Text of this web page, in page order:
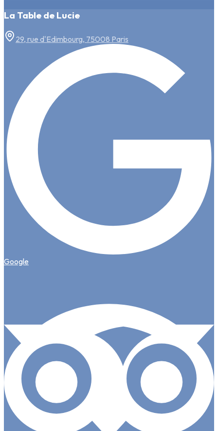
La Table de Lucie
29, rue d'Edimbourg, 75008 Paris
Google